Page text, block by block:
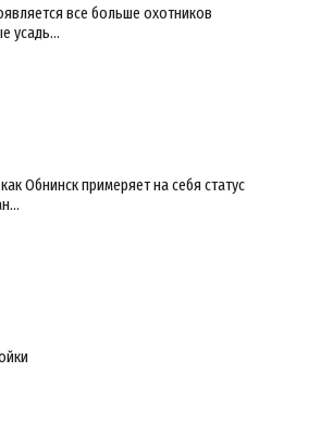
все больше охотников
усадь…
Обнинск примеряет на себя статус